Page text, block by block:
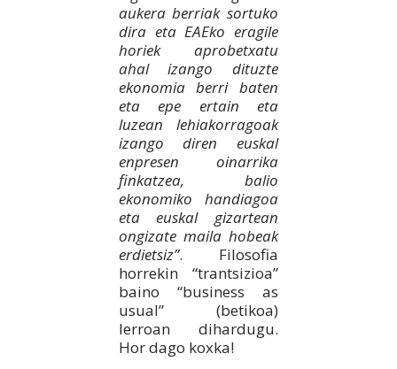
aukera berriak sortuko
dira eta EAEko eragile
horiek aprobetxatu
ahal izango dituzte
ekonomia berri baten
eta epe ertain eta
luzean lehiakorragoak
izango diren euskal
enpresen oinarrika
finkatzea, balio
ekonomiko handiagoa
eta euskal gizartean
ongizate maila hobeak
erdietsiz”. Filosofia
horrekin “trantsizioa”
baino “business as
usual” (betikoa)
lerroan dihardugu.
Hor dago koxka!